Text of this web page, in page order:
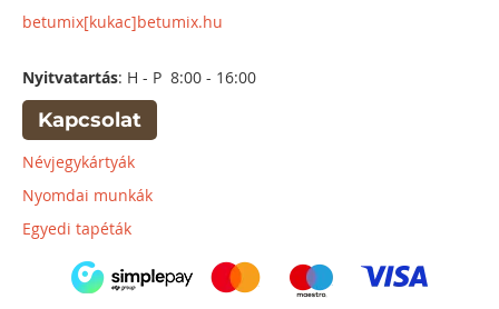
betumix[kukac]betumix.hu
Nyitvatartás: H - P 8:00 - 16:00
Kapcsolat
Névjegykártyák
Nyomdai munkák
Egyedi tapéták